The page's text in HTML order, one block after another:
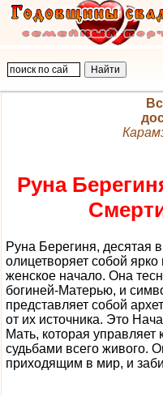
Руна
Руна Берегиня, десятая
олицетворяет собой
женское начало. Она
богиней-Матерью, и
представляет собой
от их источника. Это
Мать, которая
судьбами всего живого.
приходящим в мир, и